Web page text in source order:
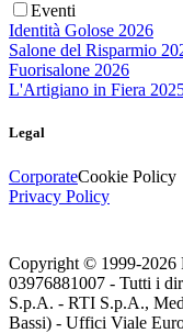
Eventi
Identità Golose 2026
Salone del Risparmio
Fuorisalone 2026
L'Artigiano in Fiera
Legal
CorporateCookie Policy
Privacy Policy
Copyright © 1999-2026
03976881007 - Tutti i
S.p.A. - RTI S.p.A.,
Bassi) - Uffici Viale